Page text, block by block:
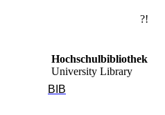
?!
Hochschulbibliothek
University Library
BIB